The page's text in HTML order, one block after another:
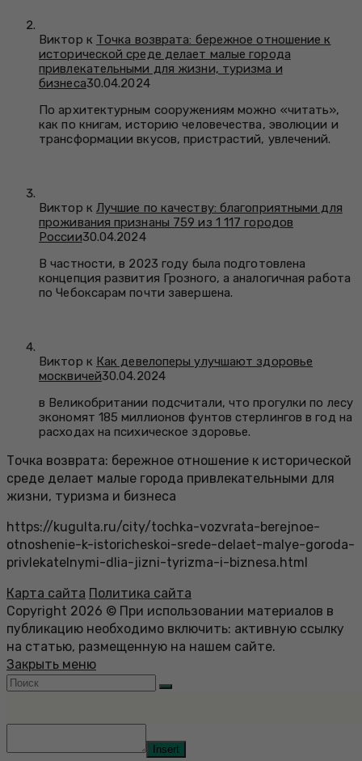
Виктор к Точка возврата: бережное отношение к
исторической среде делает малые города
привлекательными для жизни, туризма и
бизнеса30.04.2024
По архитектурным сооружениям можно «читать»,
как по книгам, историю человечества, эволюции и
трансформации вкусов, пристрастий, увлечений.
Виктор к Лучшие по качеству: благоприятными для
проживания признаны 759 из 1 117 городов
России30.04.2024
В частности, в 2023 году была подготовлена
концепция развития Грозного, а аналогичная работа
по Чебоксарам почти завершена.
Виктор к Как девелоперы улучшают здоровье
москвичей30.04.2024
в Великобритании подсчитали, что прогулки по лесу
экономят 185 миллионов фунтов стерлингов в год на
расходах на психическое здоровье.
Точка возврата: бережное отношение к исторической
среде делает малые города привлекательными для
жизни, туризма и бизнеса
https://kugulta.ru/city/tochka-vozvrata-berejnoe-
otnoshenie-k-istoricheskoi-srede-delaet-malye-goroda-
privlekatelnymi-dlia-jizni-tyrizma-i-biznesa.html
Карта сайта Политика сайта
Copyright 2026 © При использовании материалов в
публикацию необходимо включить: активную ссылку
на статью, размещенную на нашем сайте.
Закрыть меню
Insert